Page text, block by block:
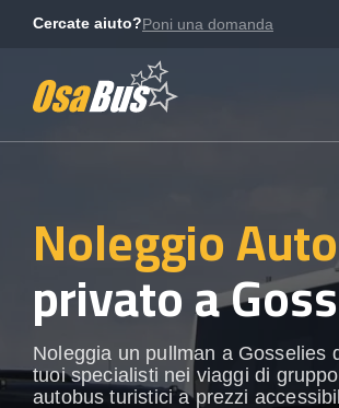
Cercate aiuto?Poni una domanda
Noleggio
privato a
Noleggia un pullman a Gosselies
tuoi specialisti nei viaggi di
autobus turistici a prezzi